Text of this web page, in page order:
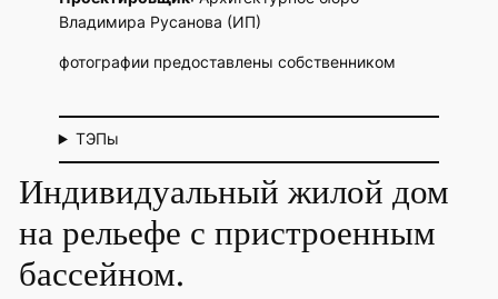
Владимира Русанова (ИП)
фотографии предоставлены собственником
ТЭПы
Индивидуальный жилой дом
на рельефе с пристроенным
бассейном.